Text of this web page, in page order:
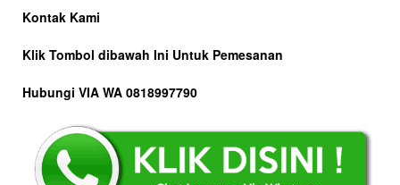
Kontak Kami
Klik Tombol dibawah Ini Untuk Pemesanan
Hubungi VIA WA 0818997790